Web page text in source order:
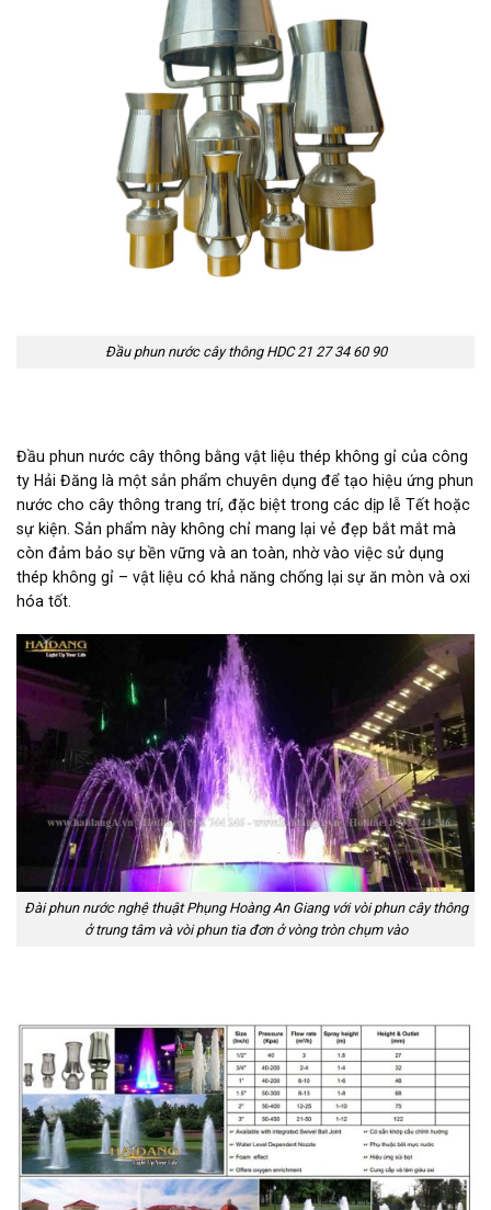
Đầu phun nước cây thông HDC 21 27 34 60 90
Đầu phun nước cây thông bằng vật liệu thép không gỉ của công
ty Hải Đăng là một sản phẩm chuyên dụng để tạo hiệu ứng phun
nước cho cây thông trang trí, đặc biệt trong các dịp lễ Tết hoặc
sự kiện. Sản phẩm này không chỉ mang lại vẻ đẹp bắt mắt mà
còn đảm bảo sự bền vững và an toàn, nhờ vào việc sử dụng
thép không gỉ – vật liệu có khả năng chống lại sự ăn mòn và oxi
hóa tốt.
Đài phun nước nghệ thuật Phụng Hoàng An Giang với vòi phun cây thông
ở trung tâm và vòi phun tia đơn ở vòng tròn chụm vào